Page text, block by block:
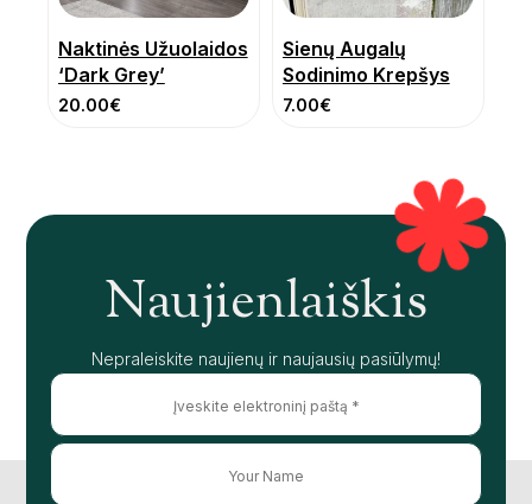
Naktinės Užuolaidos
‘Dark Grey’
20.00€
Sienų Augalų
Sodinimo Krepšys
7.00€
Naujienlaiškis
Nepraleiskite naujienų ir naujausių pasiūlymų!